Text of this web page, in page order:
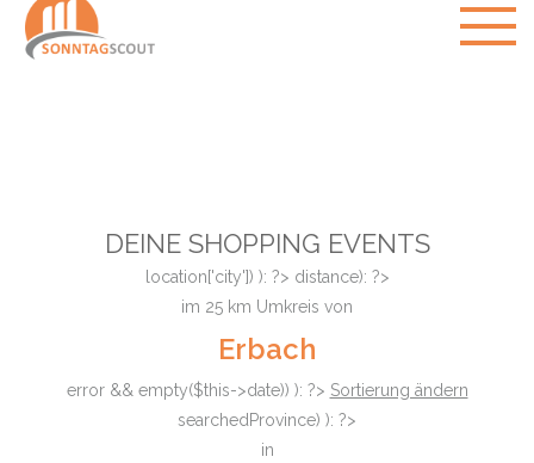
DEINE SHOPPING EVENTS
location['city']) ): ?> distance): ?>
im 25 km Umkreis von
Erbach
error && empty($this->date)) ): ?> Sortierung ändern
searchedProvince) ): ?>
in